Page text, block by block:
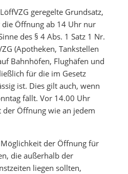
geregelte Grundsatz,
die Öffnung ab 14 Uhr nur
des § 4 Abs. 1 Satz 1 Nr.
(Apotheken, Tankstellen
Bahnhöfen, Flughäfen und
für die im Gesetz
ist. Dies gilt auch, wenn
fällt. Vor 14.00 Uhr
Öffnung wie an jedem
der Öffnung für
die außerhalb der
liegen sollten,